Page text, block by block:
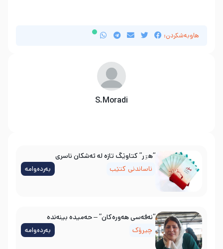
هاوبەشکردن:
S.Moradi
“هۊر” کتاوێگ تازە لە ئەشکان ناسری
ناساندنی کتێب
بەردەوامە
“نەفەسی هەورەکان” – حەمیدە بینەندە
چیرۆک
بەردەوامە